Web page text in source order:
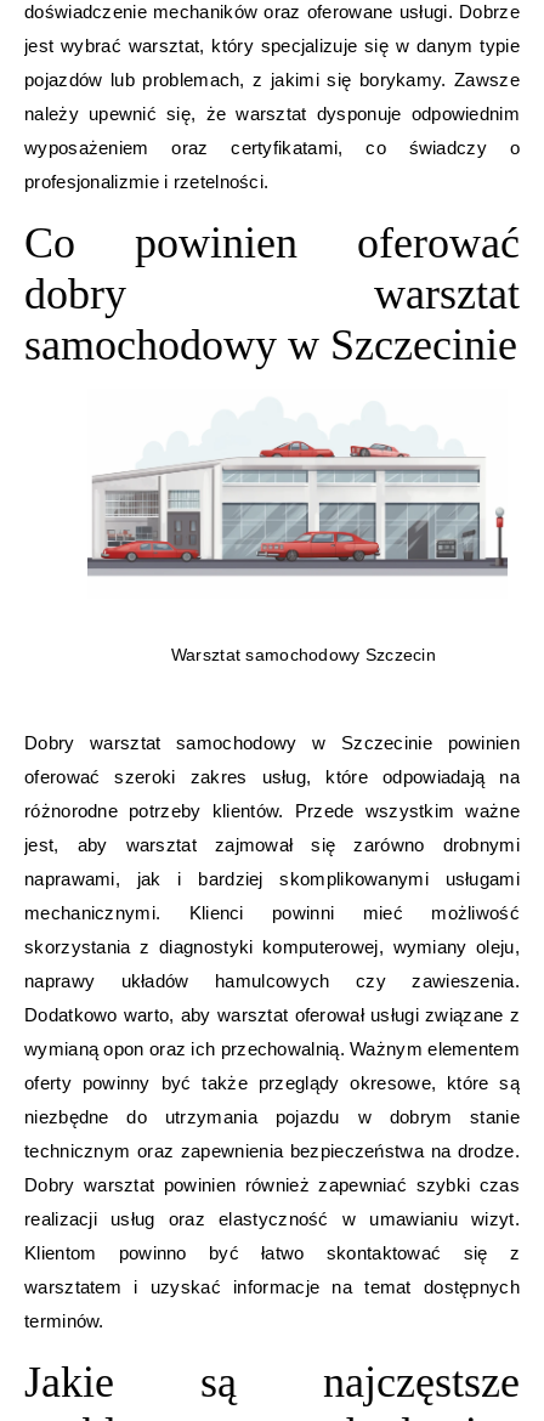
doświadczenie mechaników oraz oferowane usługi. Dobrze
jest wybrać warsztat, który specjalizuje się w danym typie
pojazdów lub problemach, z jakimi się borykamy. Zawsze
należy upewnić się, że warsztat dysponuje odpowiednim
wyposażeniem oraz certyfikatami, co świadczy o
profesjonalizmie i rzetelności.
Co powinien oferować
dobry warsztat
samochodowy w Szczecinie
Warsztat samochodowy Szczecin
Dobry warsztat samochodowy w Szczecinie powinien
oferować szeroki zakres usług, które odpowiadają na
różnorodne potrzeby klientów. Przede wszystkim ważne
jest, aby warsztat zajmował się zarówno drobnymi
naprawami, jak i bardziej skomplikowanymi usługami
mechanicznymi. Klienci powinni mieć możliwość
skorzystania z diagnostyki komputerowej, wymiany oleju,
naprawy układów hamulcowych czy zawieszenia.
Dodatkowo warto, aby warsztat oferował usługi związane z
wymianą opon oraz ich przechowalnią. Ważnym elementem
oferty powinny być także przeglądy okresowe, które są
niezbędne do utrzymania pojazdu w dobrym stanie
technicznym oraz zapewnienia bezpieczeństwa na drodze.
Dobry warsztat powinien również zapewniać szybki czas
realizacji usług oraz elastyczność w umawianiu wizyt.
Klientom powinno być łatwo skontaktować się z
warsztatem i uzyskać informacje na temat dostępnych
terminów.
Jakie są najczęstsze